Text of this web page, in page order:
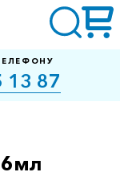
13 87